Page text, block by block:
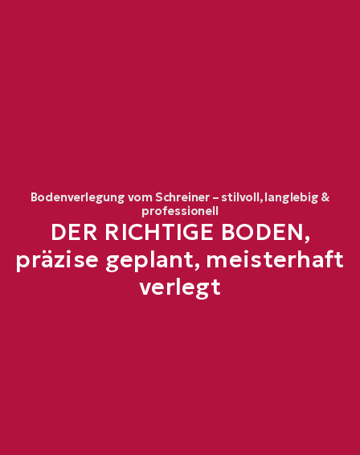
Bodenverlegung vom Schreiner – stilvoll, langlebig &
professionell
DER RICHTIGE BODEN,
präzise geplant, meisterhaft
verlegt